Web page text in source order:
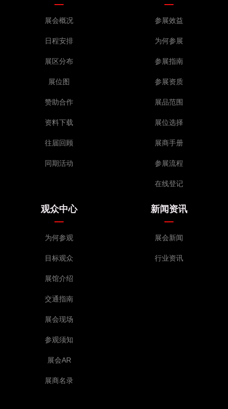
展会概况
日程安排
展区分布
展位图
赞助合作
资料下载
往届回顾
同期活动
参展效益
为何参展
参展指南
参展资质
展品范围
展位选择
展商手册
参展流程
在线登记
观众中心
为何参观
目标观众
展馆介绍
交通指南
展会现场
参观须知
展会AR
展商名录
新闻资讯
展会新闻
行业资讯